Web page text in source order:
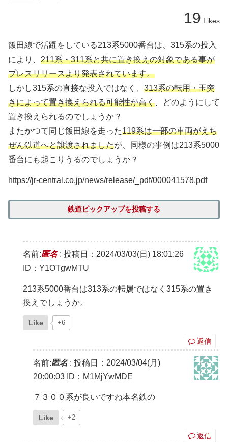
19 Likes
飯田線で活躍をしている213系5000番台は、315系の投入
により、 211系・311系と共に置き換えの対象である事が
プレスリリースより発表されています。
しかし315系の直接な投入ではなく、 313系の転用・玉突
きによって置き換えられる可能性が高く 、どのようにして
置き換えられるのでしょうか？
またかつて同じ飯田線を走った119系は一部の車両がえち
ぜん鉄道へと譲渡されましたが、同様の事例は213系5000
番台にも起こりうるのでしょうか？
https://jr-central.co.jp/news/release/_pdf/000041578.pdf
鉄道ピックアップを投稿する
名前:匿名: 投稿日：2024/03/03(日) 18:01:26
ID：Y1OTgwMTU
213系5000番台は313系の転属ではなく315系の置き
換えでしょうか。
Like +6
返信
名前:匿名: 投稿日：2024/03/04(月)
20:00:03 ID：M1MjYwMDE
７３００系が良いですね本名鉄の
Like +2
返信